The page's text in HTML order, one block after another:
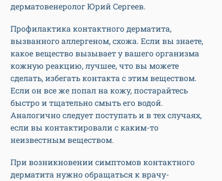
дерматовенеролог Юрий Сергеев.
Профилактика контактного дерматита,
вызванного аллергеном, схожа. Если вы знаете,
какое вещество вызывает у вашего организма
кожную реакцию, лучшее, что вы можете
сделать, избегать контакта с этим веществом.
Если он все же попал на кожу, постарайтесь
быстро и тщательно смыть его водой.
Аналогично следует поступать и в тех случаях,
если вы контактировали с каким-то
неизвестным веществом.
При возникновении симптомов контактного
дерматита нужно обращаться к врачу-